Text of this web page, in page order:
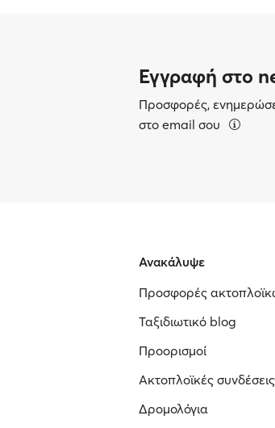
Εγγραφή στο
Προσφορές,
στο email σου
Ανακάλυψε
Προσφορές
Ταξιδιωτικό blog
Προορισμοί
Ακτοπλοϊκές συνδέσεις
Δρομολόγια